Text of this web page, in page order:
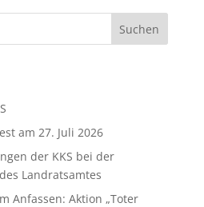
am 27. Juli 2026
der KKS bei der
Landratsamtes
Anfassen: Aktion „Toter